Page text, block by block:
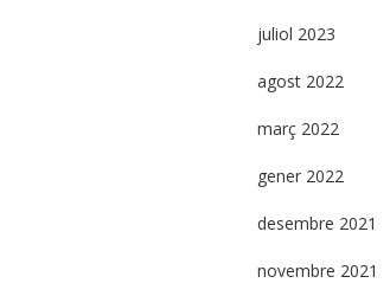
juliol 2023
agost 2022
març 2022
gener 2022
desembre 2021
novembre 2021